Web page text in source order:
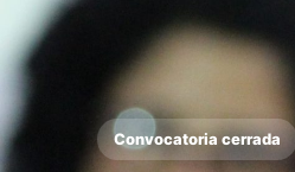
Convocatoria cerrada